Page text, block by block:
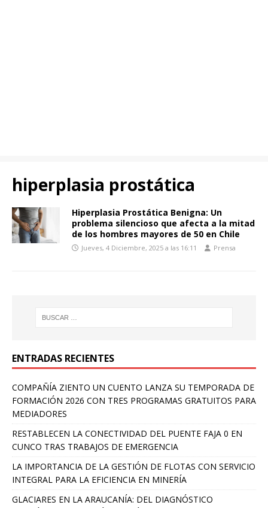
hiperplasia prostática
Hiperplasia Prostática Benigna: Un
problema silencioso que afecta a la mitad
de los hombres mayores de 50 en Chile
Jueves, 4 Diciembre, 2025 a las 16:11 Prensa
ENTRADAS RECIENTES
COMPAÑÍA ZIENTO UN CUENTO LANZA SU TEMPORADA DE
FORMACIÓN 2026 CON TRES PROGRAMAS GRATUITOS PARA
MEDIADORES
RESTABLECEN LA CONECTIVIDAD DEL PUENTE FAJA 0 EN
CUNCO TRAS TRABAJOS DE EMERGENCIA
LA IMPORTANCIA DE LA GESTIÓN DE FLOTAS CON SERVICIO
INTEGRAL PARA LA EFICIENCIA EN MINERÍA
GLACIARES EN LA ARAUCANÍA: DEL DIAGNÓSTICO